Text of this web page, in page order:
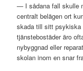
— I sådana fall skulle
centralt belägen ort
skada till sitt psykiska
tjänstebostäder äro
nybyggnad eller
skolan inom en snar